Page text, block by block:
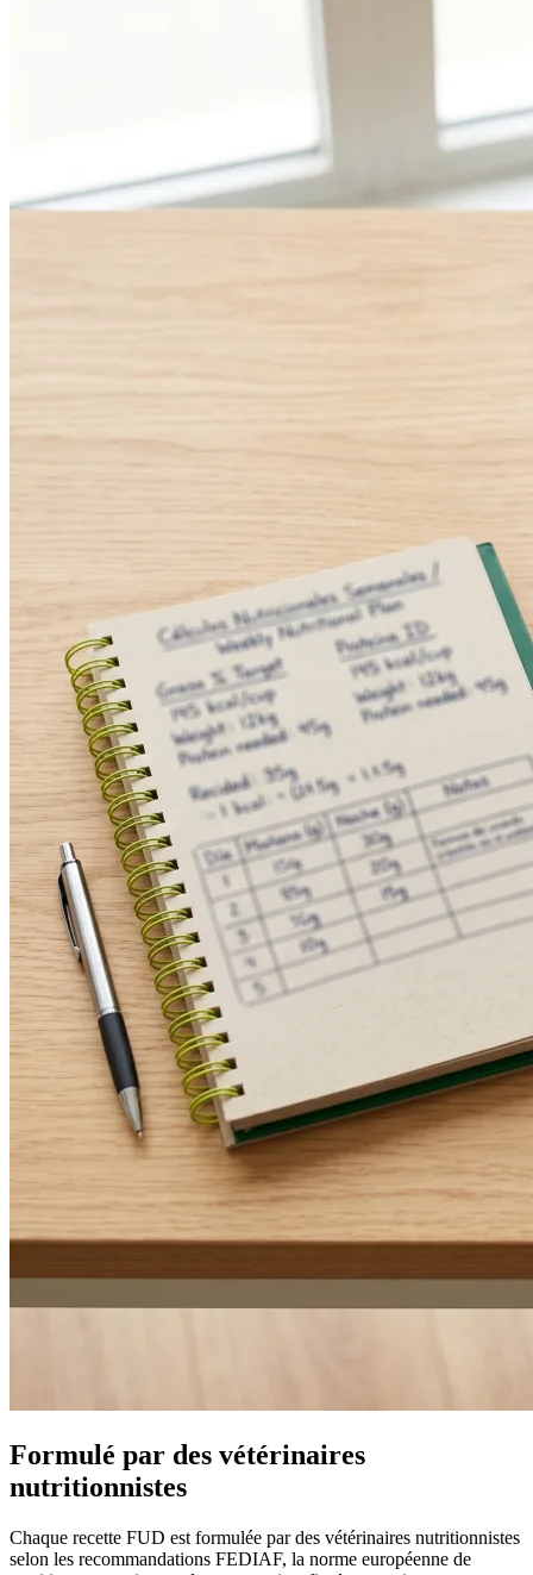
Formulé par des vétérinaires
nutritionnistes
Chaque recette FUD est formulée par des vétérinaires nutritionnistes
selon les recommandations FEDIAF, la norme européenne de